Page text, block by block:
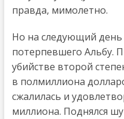
правда, мимолетно.
Но на следующий день
потерпевшего Альбу.
убийстве второй
в полмиллиона
сжалилась и
миллиона. Поднялся